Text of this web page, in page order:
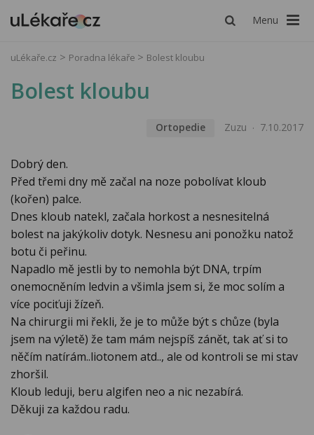
Menu
uLékaře.cz Poradna lékaře Bolest kloubu
Bolest kloubu
Ortopedie Zuzu 7.10.2017
Dobrý den.
Před třemi dny mě začal na noze pobolívat kloub
(kořen) palce.
Dnes kloub natekl, začala horkost a nesnesitelná
bolest na jakýkoliv dotyk. Nesnesu ani ponožku natož
botu či peřinu.
Napadlo mě jestli by to nemohla být DNA, trpím
onemocněním ledvin a všimla jsem si, že moc solím a
více pociťuji žízeň.
Na chirurgii mi řekli, že je to může být s chůze (byla
jsem na výletě) že tam mám nejspíš zánět, tak ať si to
něčím natírám..liotonem atd.., ale od kontroli se mi stav
zhoršil.
Kloub leduji, beru algifen neo a nic nezabírá.
Děkuji za každou radu.